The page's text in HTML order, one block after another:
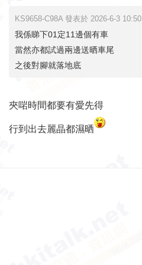
KS9658-C98A 發表於 2026-6-3 10:50
我係睇下01定11邊個有車
當然亦都試過兩邊送晒車尾
之後對腳就落地底
夾啱時間都要有愛先得
行到出去麗晶都濕晒